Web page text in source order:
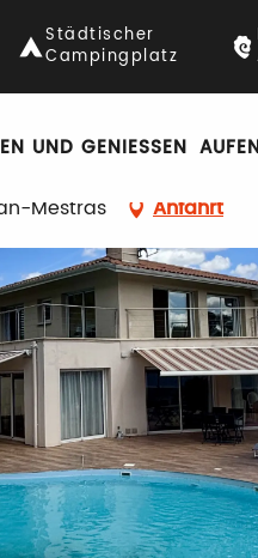
Städtischer
Campingplatz
UND GENIESSEN
Mestras Anfahrt